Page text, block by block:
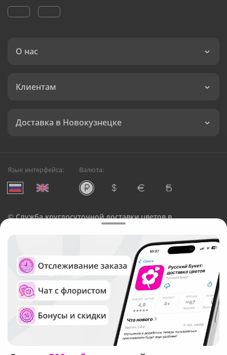
О нас
Клиентам
Доставка в Новокузнецке
Язык интерфейса: Валюта:
©Служба круглосуточной доставки цветов в
Русский Букет, 2026
Общество с ограниченной ответственностью «Технология»
ОГРН: 1195476081745, ИНН: 5410081997
Юридический адрес: г. Новосибирск, ул. Ипподромская,
д.42, оф. 3
Рейтинг Русского букета в г. Новокузнецк